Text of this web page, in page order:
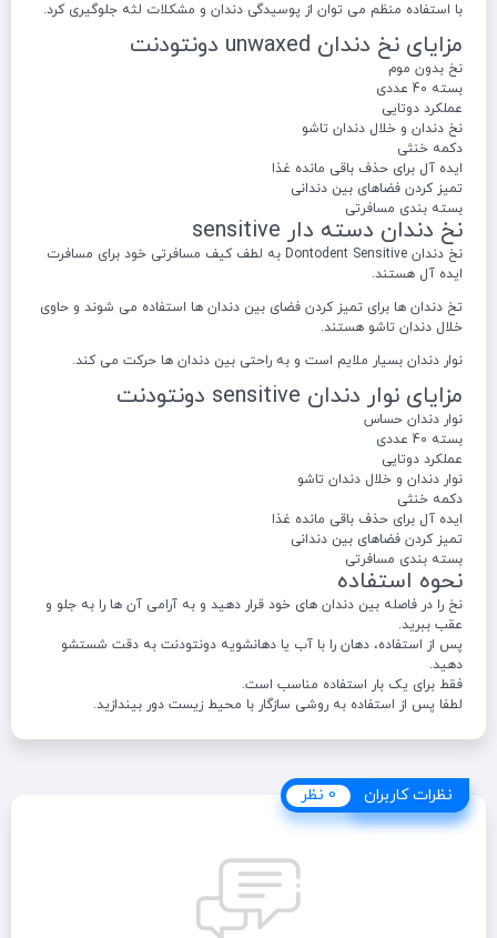
با استفاده منظم می توان از پوسیدگی دندان و مشکلات لثه جلوگیری کرد.
مزایای نخ دندان unwaxed دونتودنت
نخ بدون موم
بسته 40 عددی
عملکرد دوتایی
نخ دندان و خلال دندان تاشو
دکمه خنثی
ایده آل برای حذف باقی مانده غذا
تمیز کردن فضاهای بین دندانی
بسته بندی مسافرتی
نخ دندان دسته دار sensitive
نخ دندان Dontodent Sensitive به لطف کیف مسافرتی خود برای مسافرت
ایده آل هستند.
تخ دندان ها برای تمیز کردن فضای بین دندان ها استفاده می شوند و حاوی
خلال دندان تاشو هستند.
نوار دندان بسیار ملایم است و به راحتی بین دندان ها حرکت می کند.
مزایای نوار دندان sensitive دونتودنت
نوار دندان حساس
بسته 40 عددی
عملکرد دوتایی
نوار دندان و خلال دندان تاشو
دکمه خنثی
ایده آل برای حذف باقی مانده غذا
تمیز کردن فضاهای بین دندانی
بسته بندی مسافرتی
نحوه استفاده
نخ را در فاصله بین دندان های خود قرار دهید و به آرامی آن ها را به جلو و
عقب ببرید.
پس از استفاده، دهان را با آب یا دهانشویه دونتودنت به دقت شستشو
دهید.
فقط برای یک بار استفاده مناسب است.
لطفا پس از استفاده به روشی سازگار با محیط زیست دور بیندازید.
نظرات کاربران
نظرات کاربران 0 نظر